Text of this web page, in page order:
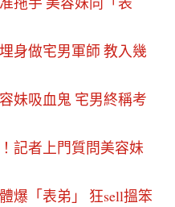
身做宅男軍師 教入幾
妹吸血鬼 宅男終稱考
記者上門質問美容妹
爆「表弟」 狂sell搵笨